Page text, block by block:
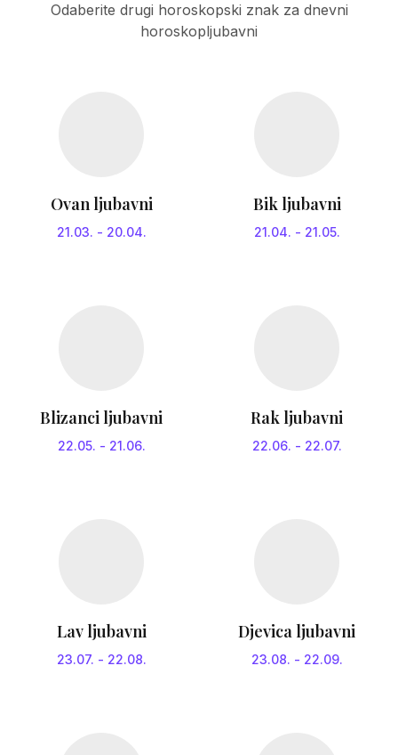
Odaberite drugi horoskopski znak za dnevni
horoskopljubavni
Ovan ljubavni
21.03. - 20.04.
Bik ljubavni
21.04. - 21.05.
Blizanci ljubavni
22.05. - 21.06.
Rak ljubavni
22.06. - 22.07.
Lav ljubavni
23.07. - 22.08.
Djevica ljubavni
23.08. - 22.09.